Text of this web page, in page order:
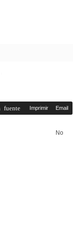
Imprimir Email
No